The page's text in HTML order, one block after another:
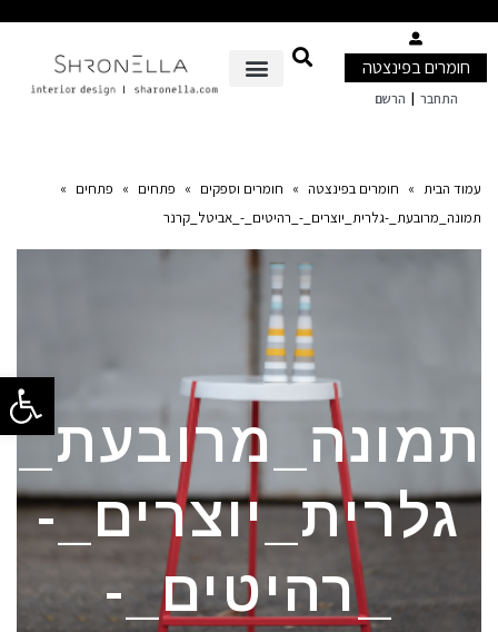
פתח
חומרים בפינצטה
התחבר | הרשם
עמוד הבית » חומרים בפינצטה » חומרים וספקים » פתחים » פתחים »
תמונה_מרובעת_-גלרית_יוצרים_-_רהיטים_-_אביטל_קרנר
תמונה_מרובעת_-
גלרית_יוצרים_-
_רהיטים_-